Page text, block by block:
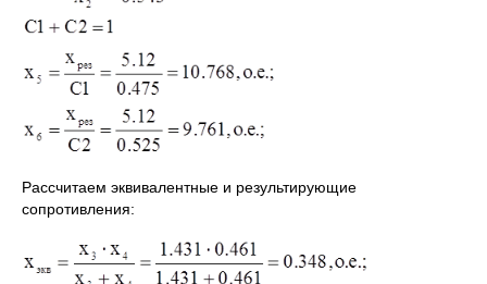
Рассчитаем эквивалентные и результирующие
сопротивления: